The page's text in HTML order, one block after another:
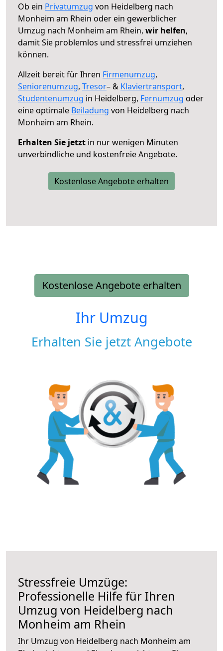
Ob ein Privatumzug von Heidelberg nach
Monheim am Rhein oder ein gewerblicher
Umzug nach Monheim am Rhein, wir helfen,
damit Sie problemlos und stressfrei umziehen
können.
Allzeit bereit für Ihren Firmenumzug,
Seniorenumzug, Tresor– & Klaviertransport,
Studentenumzug in Heidelberg, Fernumzug oder
eine optimale Beiladung von Heidelberg nach
Monheim am Rhein.
Erhalten Sie jetzt in nur wenigen Minuten
unverbindliche und kostenfreie Angebote.
Kostenlose Angebote erhalten
Kostenlose Angebote erhalten
Ihr Umzug
Erhalten Sie jetzt Angebote
Stressfreie Umzüge:
Professionelle Hilfe für Ihren
Umzug von Heidelberg nach
Monheim am Rhein
Ihr Umzug von Heidelberg nach Monheim am